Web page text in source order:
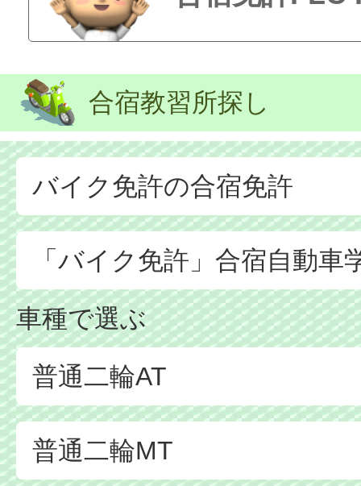
合宿教習所探し
バイク免許の合宿免許
「バイク免許」合宿自動車
車種で選ぶ
普通二輪AT
普通二輪MT